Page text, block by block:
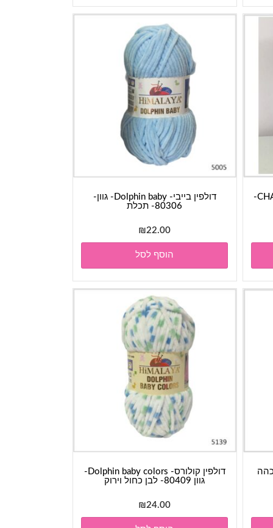
דולפין בייבי- Dolphin baby- גוון-
80306- תכלת
₪22.00
הוסף לסל
חוט מקרמה דק- CHAINY COTTON-
דולפין קולורס- Dolphin baby colors-
גוון 80409- לבן כחול וירוק
₪24.00